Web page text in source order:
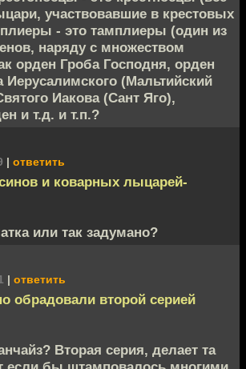
участвовавшие в крестовых
- это тамплиеры (один из
наряду с множеством
орден Гроба Господня, орден
Иерусалимского (Мальтийский
Иакова (Сант Яго),
и т.д. и т.п.?
| ответить
и коварных лыцарей-
или так задумано?
| ответить
обрадовали второй серией
Вторая серия, делает та